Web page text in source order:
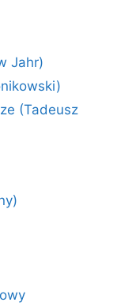
Jahr)
(Tadeusz